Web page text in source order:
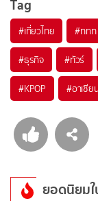
Tag
#เที่ยวไทย #ททท
#ธุรกิจ #ทัวร์
#KPOP #อาเซีย
ยอดนิยม